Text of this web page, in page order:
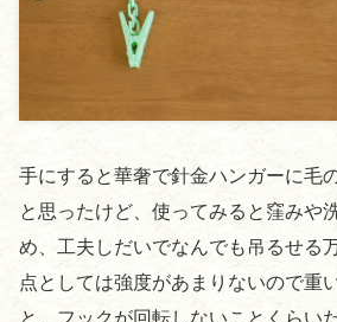
手にすると華奢で針金ハンガーに毛
と思ったけど、使ってみると窪みや
め、工夫しだいでなんでも吊るせる
点としては強度があまりないので重
と、フックが回転しないことくらい